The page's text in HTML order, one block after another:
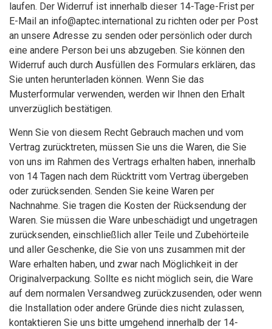
laufen. Der Widerruf ist innerhalb dieser 14-Tage-Frist per
E-Mail an info@aptec.international zu richten oder per Post
an unsere Adresse zu senden oder persönlich oder durch
eine andere Person bei uns abzugeben. Sie können den
Widerruf auch durch Ausfüllen des Formulars erklären, das
Sie unten herunterladen können. Wenn Sie das
Musterformular verwenden, werden wir Ihnen den Erhalt
unverzüglich bestätigen.
Wenn Sie von diesem Recht Gebrauch machen und vom
Vertrag zurücktreten, müssen Sie uns die Waren, die Sie
von uns im Rahmen des Vertrags erhalten haben, innerhalb
von 14 Tagen nach dem Rücktritt vom Vertrag übergeben
oder zurücksenden. Senden Sie keine Waren per
Nachnahme. Sie tragen die Kosten der Rücksendung der
Waren. Sie müssen die Ware unbeschädigt und ungetragen
zurücksenden, einschließlich aller Teile und Zubehörteile
und aller Geschenke, die Sie von uns zusammen mit der
Ware erhalten haben, und zwar nach Möglichkeit in der
Originalverpackung. Sollte es nicht möglich sein, die Ware
auf dem normalen Versandweg zurückzusenden, oder wenn
die Installation oder andere Gründe dies nicht zulassen,
kontaktieren Sie uns bitte umgehend innerhalb der 14-